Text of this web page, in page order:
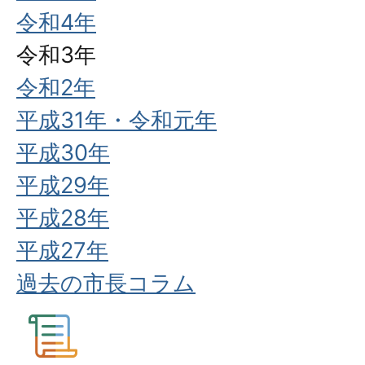
令和4年
令和3年
令和2年
平成31年・令和元年
平成30年
平成29年
平成28年
平成27年
過去の市長コラム